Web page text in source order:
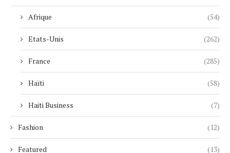
Afrique (54)
Etats-Unis (262)
France (285)
Haïti (58)
Haiti Business (7)
Fashion (12)
Featured (13)